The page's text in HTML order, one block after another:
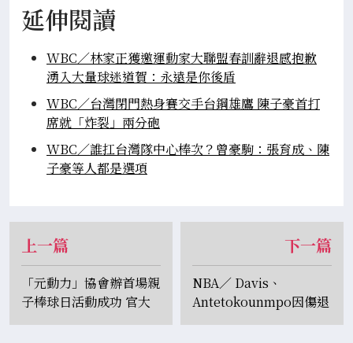
延伸閱讀
WBC／林家正獲邀運動家大聯盟春訓辭退感抱歉
湧入大量球迷道賀：永遠是你後盾
WBC／台灣閉門熱身賽交手台鋼雄鷹 陳子豪首打
席就「炸裂」兩分砲
WBC／誰扛台灣隊中心棒次？曾豪駒：張育成、陳
子豪等人都是選項
上一篇
「元動力」協會辦首場親
子棒球日活動成功 官大
元宣布：23日再加場
下一篇
NBA／ Davis、
Antetokounmpo因傷退
出全明星賽 Irving與